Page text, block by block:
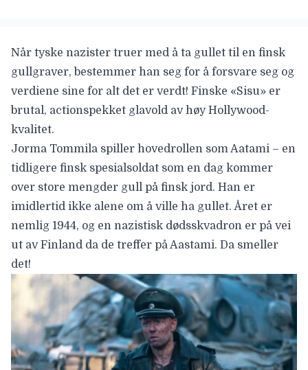
Når tyske nazister truer med å ta gullet til en finsk
gullgraver, bestemmer han seg for å forsvare seg og
verdiene sine for alt det er verdt! Finske «Sisu» er
brutal, actionspekket glavold av høy Hollywood-
kvalitet.
Jorma Tommila spiller hovedrollen som Aatami – en
tidligere finsk spesialsoldat som en dag kommer
over store mengder gull på finsk jord. Han er
imidlertid ikke alene om å ville ha gullet. Året er
nemlig 1944, og en nazistisk dødsskvadron er på vei
ut av Finland da de treffer på Aastami. Da smeller
det!